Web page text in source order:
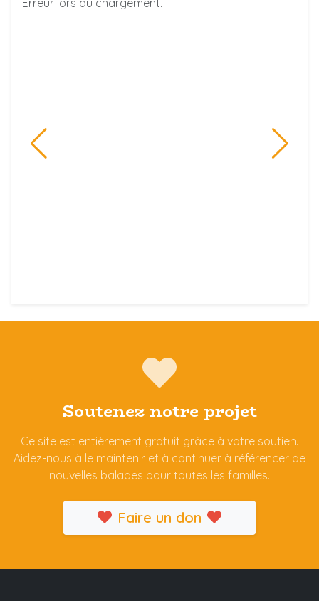
Soutenez notre projet
Ce site est entièrement gratuit grâce à votre soutien.
Aidez-nous à le maintenir et à continuer à référencer de
nouvelles balades pour toutes les familles.
Faire un don